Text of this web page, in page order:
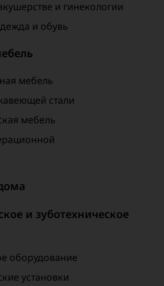
и гинекологии
и обувь
мебель
стали
мебель
и зуботехническое
оборудование
установки